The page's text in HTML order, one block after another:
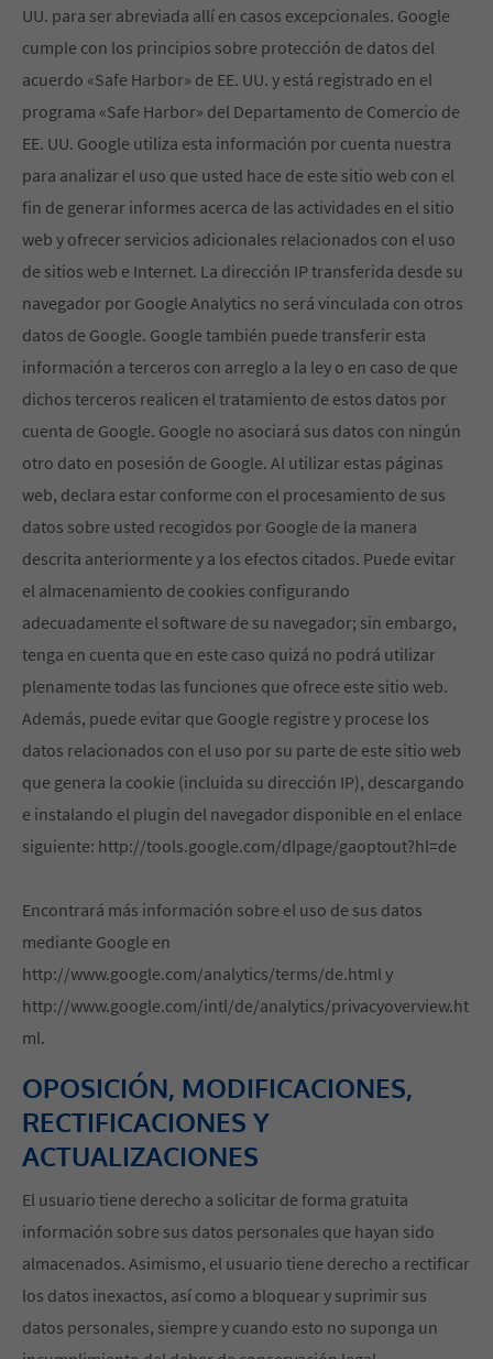
UU. para ser abreviada allí en casos excepcionales. Google
cumple con los principios sobre protección de datos del
acuerdo «Safe Harbor» de EE. UU. y está registrado en el
programa «Safe Harbor» del Departamento de Comercio de
EE. UU. Google utiliza esta información por cuenta nuestra
para analizar el uso que usted hace de este sitio web con el
fin de generar informes acerca de las actividades en el sitio
web y ofrecer servicios adicionales relacionados con el uso
de sitios web e Internet. La dirección IP transferida desde su
navegador por Google Analytics no será vinculada con otros
datos de Google. Google también puede transferir esta
información a terceros con arreglo a la ley o en caso de que
dichos terceros realicen el tratamiento de estos datos por
cuenta de Google. Google no asociará sus datos con ningún
otro dato en posesión de Google. Al utilizar estas páginas
web, declara estar conforme con el procesamiento de sus
datos sobre usted recogidos por Google de la manera
descrita anteriormente y a los efectos citados. Puede evitar
el almacenamiento de cookies configurando
adecuadamente el software de su navegador; sin embargo,
tenga en cuenta que en este caso quizá no podrá utilizar
plenamente todas las funciones que ofrece este sitio web.
Además, puede evitar que Google registre y procese los
datos relacionados con el uso por su parte de este sitio web
que genera la cookie (incluida su dirección IP), descargando
e instalando el plugin del navegador disponible en el enlace
siguiente: http://tools.google.com/dlpage/gaoptout?hl=de
Encontrará más información sobre el uso de sus datos
mediante Google en
http://www.google.com/analytics/terms/de.html y
http://www.google.com/intl/de/analytics/privacyoverview.ht
ml.
OPOSICIÓN, MODIFICACIONES,
RECTIFICACIONES Y
ACTUALIZACIONES
El usuario tiene derecho a solicitar de forma gratuita
información sobre sus datos personales que hayan sido
almacenados. Asimismo, el usuario tiene derecho a rectificar
los datos inexactos, así como a bloquear y suprimir sus
datos personales, siempre y cuando esto no suponga un